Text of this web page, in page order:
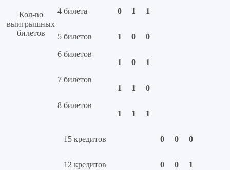
Кол-во
выигрышных
билетов
4 билета 0 1 1
5 билетов 1 0
0
6 билетов
1
0
1
7 билетов
1
1
0
8 билетов
1
1 1
15 кредитов 0 0 0
12 кредитов 0 0 1